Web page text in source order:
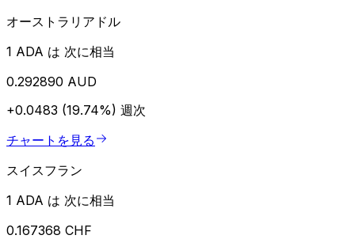
オーストラリアドル
1 ADA は 次に相当
0.292890 AUD
+0.0483 (19.74%) 週次
チャートを見る
スイスフラン
1 ADA は 次に相当
0.167368 CHF